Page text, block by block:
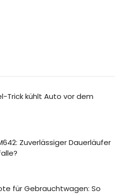
Trick kühlt Auto vor dem
Zuverlässiger Dauerläufer
für Gebrauchtwagen: So